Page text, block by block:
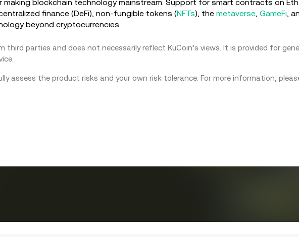
blockchain technology mainstream. Support for smart contracts on
finance (DeFi), non-fungible tokens (NFTs), the metaverse, GameFi,
beyond cryptocurrencies.
parties and does not necessarily reflect KuCoin’s views. It is provided for
assess the product risks and your own risk tolerance. For more information,